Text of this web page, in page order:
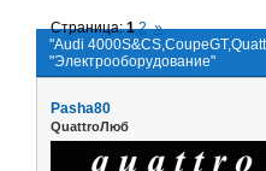
"Audi
"Электрооборудование"
Страница:1 2 »
Pasha80
QuattroЛюб